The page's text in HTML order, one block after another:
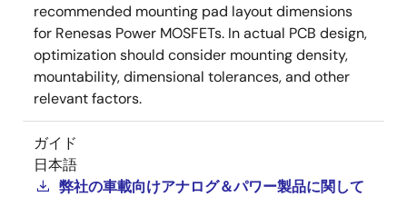
recommended mounting pad layout dimensions
for Renesas Power MOSFETs. In actual PCB design,
optimization should consider mounting density,
mountability, dimensional tolerances, and other
relevant factors.
ガイド
日本語
弊社の車載向けアナログ＆パワー製品に関して